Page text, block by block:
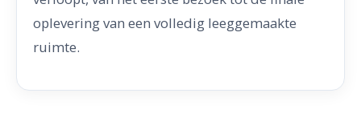
oplevering van een volledig leeggemaakte
ruimte.